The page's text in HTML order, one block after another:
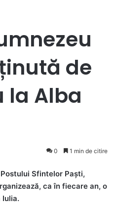
de
la Alba
0 1 min de citire
Sfintelor Paști,
ca în fiecare an, o
Iulia.